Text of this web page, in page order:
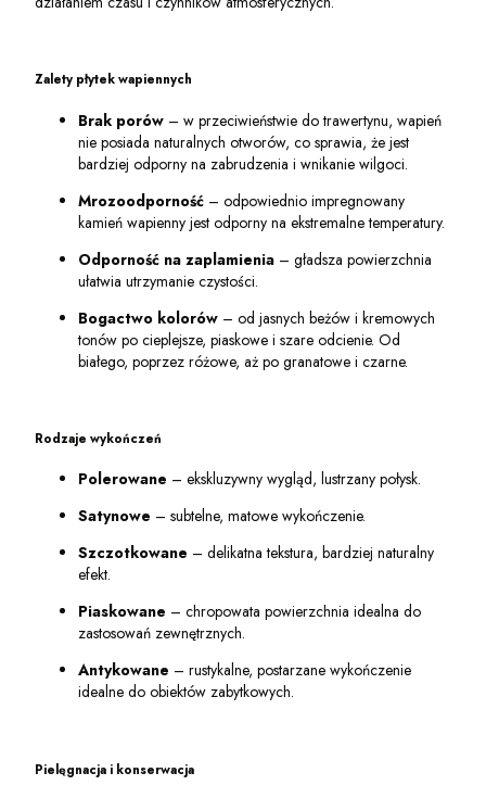
Zalety płytek wapiennych
Brak porów – w przeciwieństwie do trawertynu, wapień
nie posiada naturalnych otworów, co sprawia, że jest
bardziej odporny na zabrudzenia i wnikanie wilgoci.
Mrozoodporność – odpowiednio impregnowany
kamień wapienny jest odporny na ekstremalne temperatury.
Odporność na zaplamienia – gładsza powierzchnia
ułatwia utrzymanie czystości.
Bogactwo kolorów – od jasnych beżów i kremowych
tonów po cieplejsze, piaskowe i szare odcienie. Od
białego, poprzez różowe, aż po granatowe i czarne.
Rodzaje wykończeń
Polerowane – ekskluzywny wygląd, lustrzany połysk.
Satynowe – subtelne, matowe wykończenie.
Szczotkowane – delikatna tekstura, bardziej naturalny
efekt.
Piaskowane – chropowata powierzchnia idealna do
zastosowań zewnętrznych.
Antykowane – rustykalne, postarzane wykończenie
idealne do obiektów zabytkowych.
Pielęgnacja i konserwacja